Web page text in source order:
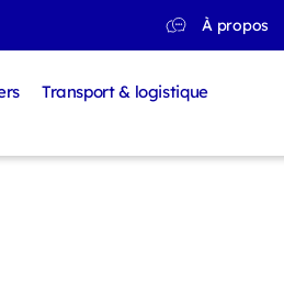
À propos
Transport & logistique